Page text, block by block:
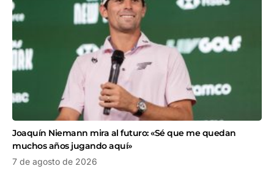
Joaquín Niemann mira al futuro: «Sé que me quedan
muchos años jugando aquí»
7 de agosto de 2026